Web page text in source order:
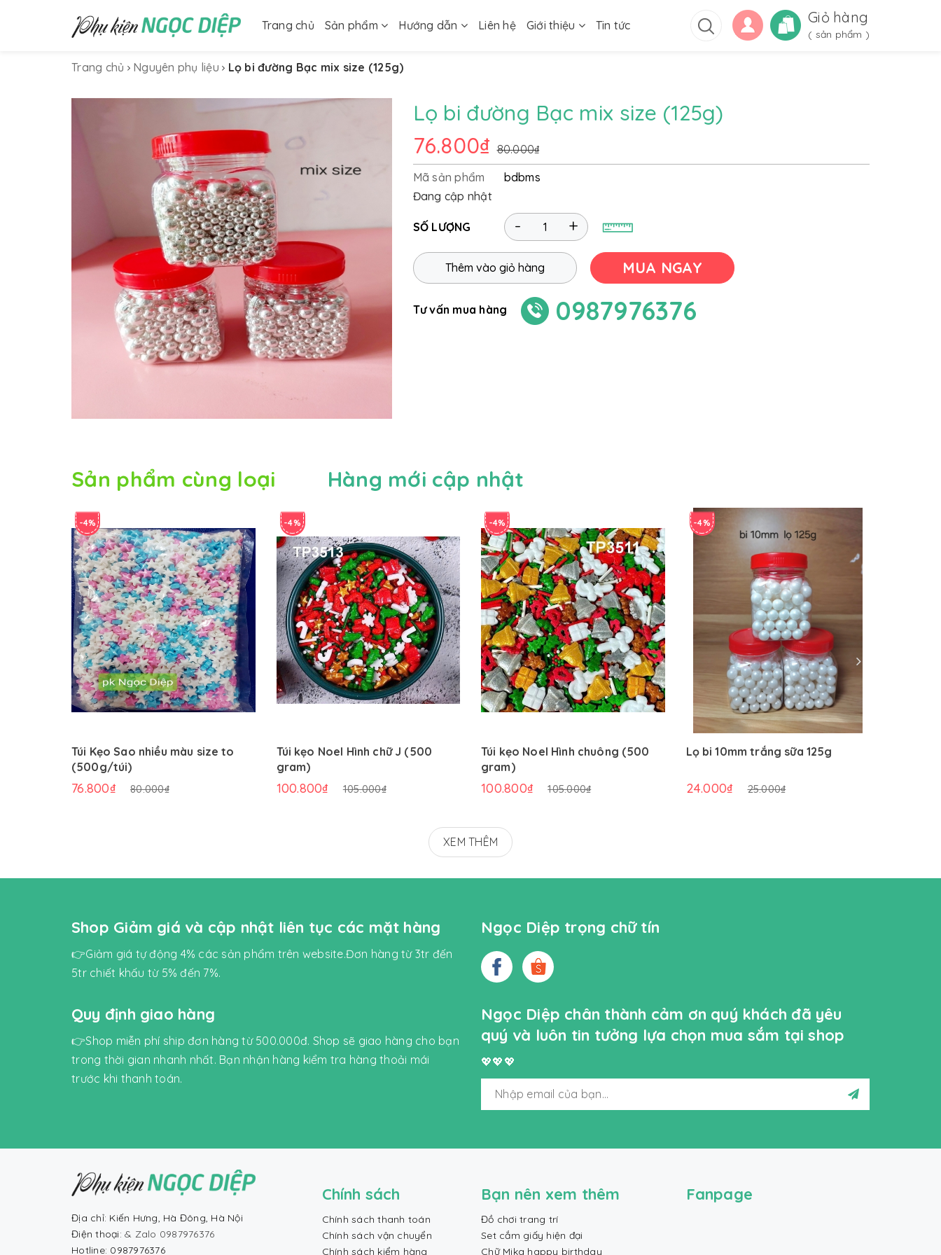
Trang chủ Sản phẩm Hướng dẫn Liên hệ Giới thiệu Tin tức Giỏ hàng
( sản phẩm )
Trang chủ Nguyên phụ liệu Lọ bi đường Bạc mix size (125g)
Lọ bi đường Bạc mix size (125g)
76.800₫ 80.000₫
Mã sản phẩm
bdbms
Đang cập nhật
SỐ LƯỢNG +
-
Thêm vào giỏ hàng MUA NGAY
Tư vấn mua hàng 0987976376
Sản phẩm cùng loại Hàng mới cập nhật
-4%
Túi Kẹo Sao nhiều màu size to
(500g/túi)
76.800₫ 80.000₫
-4%
Túi kẹo Noel Hình chữ J (500
gram)
100.800₫ 105.000₫
-4%
Túi kẹo Noel Hình chuông (500
gram)
100.800₫ 105.000₫
-4%
Lọ bi 10mm trắng sữa 125g
24.000₫ 25.000₫
XEM THÊM
Shop Giảm giá và cập nhật liên tục các mặt hàng
👉Giảm giá tự động 4% các sản phẩm trên website.Đơn hàng từ 3tr đến
5tr chiết khấu từ 5% đến 7%.
Quy định giao hàng
👉Shop miễn phí ship đơn hàng từ 500.000đ. Shop sẽ giao hàng cho bạn
trong thời gian nhanh nhất. Bạn nhận hàng kiểm tra hàng thoải mái
trước khi thanh toán.
Ngọc Diệp trọng chữ tín
Ngọc Diệp chân thành cảm ơn quý khách đã yêu
quý và luôn tin tưởng lựa chọn mua sắm tại shop
💖💖💖
Địa chỉ: Kiến Hưng, Hà Đông, Hà Nội
Điện thoại: & Zalo 0987976376
Hotline: 0987976376
Chính sách
Chính sách thanh toán
Chính sách vận chuyển
Chính sách kiểm hàng
Bạn nên xem thêm
Đồ chơi trang trí
Set cắm giấy hiện đại
Chữ Mika happy birthday
Fanpage